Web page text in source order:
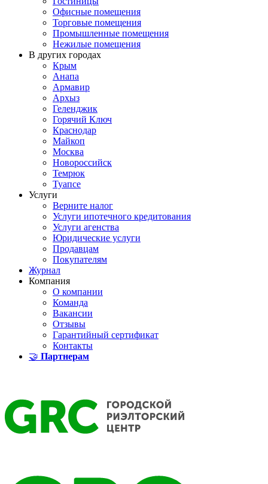
Офисные помещения
Торговые помещения
Промышленные помещения
Нежилые помещения
В других городах
Крым
Анапа
Армавир
Архыз
Геленджик
Горячий Ключ
Краснодар
Майкоп
Москва
Новороссийск
Темрюк
Туапсе
Услуги
Верните налог
Услуги ипотечного кредитования
Услуги агенства
Юридические услуги
Продавцам
Покупателям
Журнал
Компания
О компании
Команда
Вакансии
Отзывы
Гарантийный сертификат
Контакты
🤝 Партнерам